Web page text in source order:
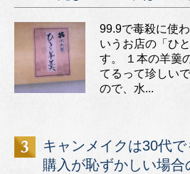
99.9で毒殺に使
いうお店の「ひ
す。 １本の羊羹
てるって珍しい
ので、水...
キャンメイクは30代
購入が恥ずかしい場合